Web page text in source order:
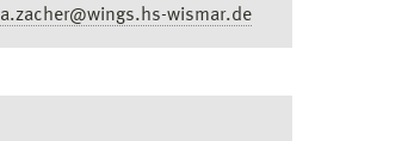
a.zacher@wings.hs-wismar.de